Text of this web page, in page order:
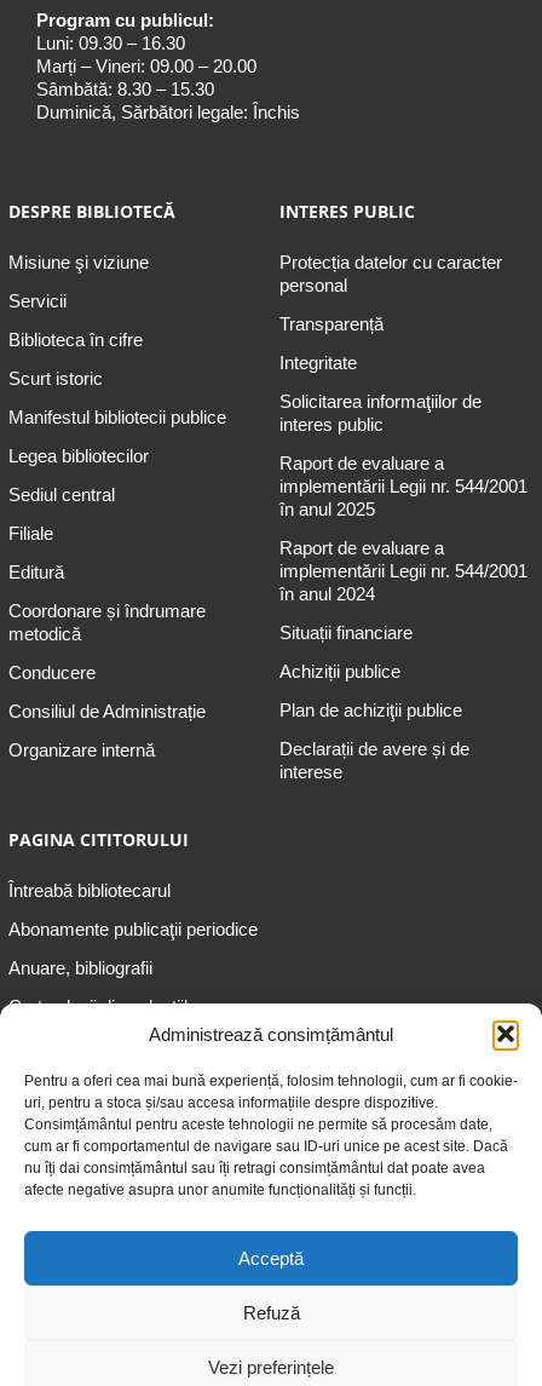
Administrează consimțământul
Pentru a oferi cea mai bună experiență, folosim tehnologii, cum ar fi cookie-
uri, pentru a stoca și/sau accesa informațiile despre dispozitive.
Consimțământul pentru aceste tehnologii ne permite să procesăm date,
cum ar fi comportamentul de navigare sau ID-uri unice pe acest site. Dacă
nu îți dai consimțământul sau îți retragi consimțământul dat poate avea
afecte negative asupra unor anumite funcționalități și funcții.
Acceptă
Refuză
Vezi preferințele
Program cu publicul:
Luni: 09.30 – 16.30
Marți – Vineri: 09.00 – 20.00
Sâmbătă: 8.30 – 15.30
Duminică, Sărbători legale: Închis
DESPRE BIBLIOTECĂ
Misiune şi viziune
Servicii
Biblioteca în cifre
Scurt istoric
Manifestul bibliotecii publice
Legea bibliotecilor
Sediul central
Filiale
Editură
Coordonare și îndrumare
metodică
Conducere
Consiliul de Administrație
Organizare internă
INTERES PUBLIC
Protecția datelor cu caracter
personal
Transparență
Integritate
Solicitarea informaţiilor de
interes public
Raport de evaluare a
implementării Legii nr. 544/2001
în anul 2025
Raport de evaluare a
implementării Legii nr. 544/2001
în anul 2024
Situații financiare
Achiziții publice
Plan de achiziţii publice
Declarații de avere și de
interese
PAGINA CITITORULUI
Întreabă bibliotecarul
Abonamente publicaţii periodice
Anuare, bibliografii
Cartea lunii din colecțiile
Informații pentru adolescenți
Informații pentru adulți
Informații pentru seniori
© 2026 Biblioteca Judeţeană „Gheorghe Asachi” Iaşi